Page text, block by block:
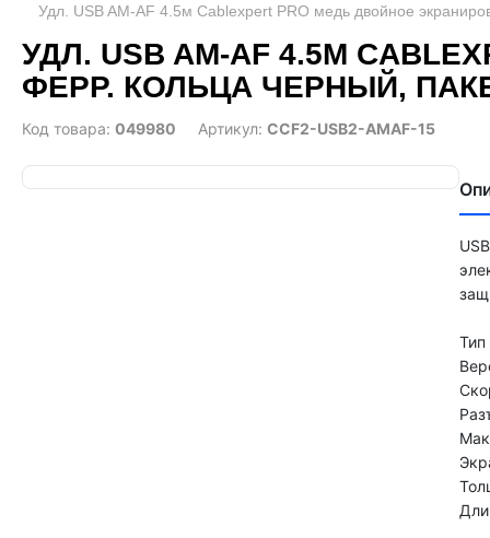
Удл. USB AM-AF 4.5м Cablexpert PRO медь двойное
УДЛ. USB AM-AF 4.5М
ФЕРР. КОЛЬЦА ЧЕРНЫЙ,
Код товара: 049980 Артикул: CCF2-USB2-AMAF-15
Тип